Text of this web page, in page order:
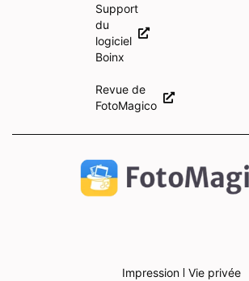
Support
du
logiciel
Boinx
Revue de
FotoMagico
Impression Vie privée